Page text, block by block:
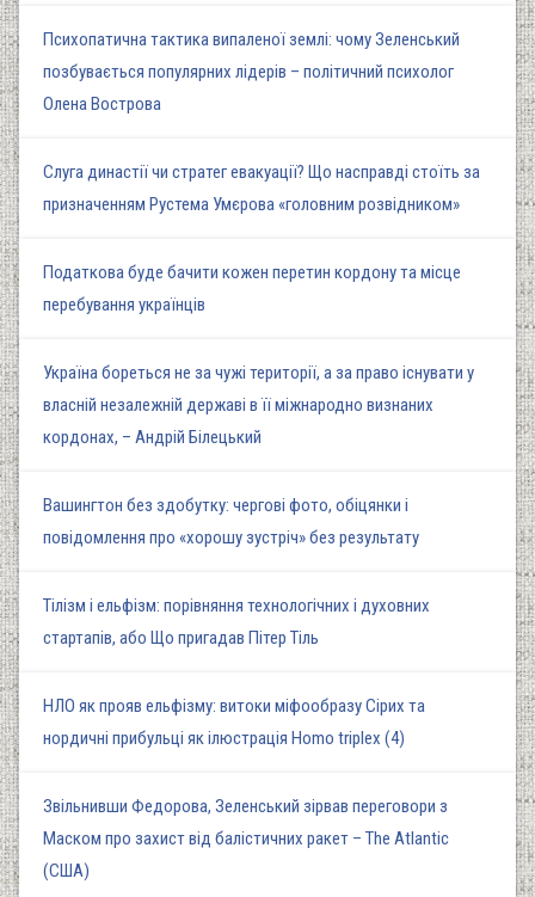
Психопатична тактика випаленої землі: чому Зеленський
позбувається популярних лідерів – політичний психолог
Олена Вострова
Слуга династії чи стратег евакуації? Що насправді стоїть за
призначенням Рустема Умєрова «головним розвідником»
Податкова буде бачити кожен перетин кордону та місце
перебування українців
Україна бореться не за чужі території, а за право існувати у
власній незалежній державі в її міжнародно визнаних
кордонах, – Андрій Білецький
Вашингтон без здобутку: чергові фото, обіцянки і
повідомлення про «хорошу зустріч» без результату
Тілізм і ельфізм: порівняння технологічних і духовних
стартапів, або Що пригадав Пітер Тіль
НЛО як прояв ельфізму: витоки міфообразу Сірих та
нордичні прибульці як ілюстрація Homo triplex (4)
Звільнивши Федорова, Зеленський зірвав переговори з
Маском про захист від балістичних ракет – The Atlantic
(США)